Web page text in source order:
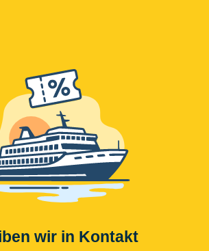
wir in Kontakt